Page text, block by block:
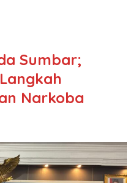
Sumbar;
Narkoba